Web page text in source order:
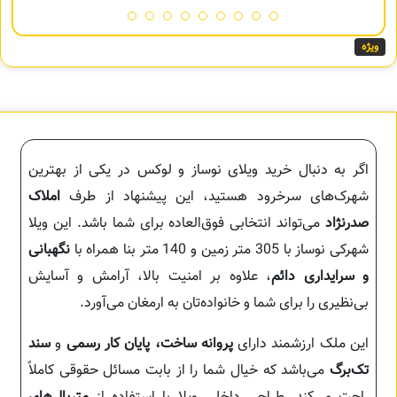
ویژه
اگر به دنبال خرید ویلای نوساز و لوکس در یکی از بهترین
شهرک‌های سرخرود هستید، این پیشنهاد از طرف املاک
صدرنژاد می‌تواند انتخابی فوق‌العاده برای شما باشد. این ویلا
شهرکی نوساز با 305 متر زمین و 140 متر بنا همراه با
نگهبانی
و سرایداری دائم، علاوه بر امنیت بالا، آرامش و آسایش
بی‌نظیری را برای شما و خانواده‌تان به ارمغان می‌آورد.
این ملک ارزشمند دارایپروانه ساخت، پایان کار رسمی و سند
تک‌برگ می‌باشد که خیال شما را از بابت مسائل حقوقی کاملاً